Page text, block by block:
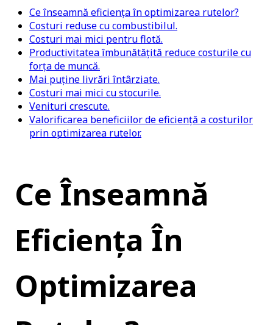
Ce înseamnă eficiența în optimizarea rutelor?
Costuri reduse cu combustibilul.
Costuri mai mici pentru flotă.
Productivitatea îmbunătățită reduce costurile cu
forța de muncă.
Mai puține livrări întârziate.
Costuri mai mici cu stocurile.
Venituri crescute.
Valorificarea beneficiilor de eficiență a costurilor
prin optimizarea rutelor.
Ce Înseamnă
Eficiența În
Optimizarea